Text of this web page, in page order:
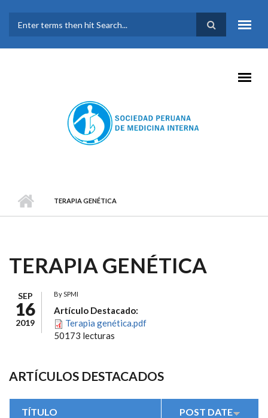
FORMULARIO DE
BÚSQUEDA
TERAPIA GENÉTICA
TERAPIA GENÉTICA
SEP
16
2019
BySPMI
Artículo Destacado:
Terapia genética.pdf
50173 lecturas
ARTÍCULOS DESTACADOS
TÍTULO POST DATE